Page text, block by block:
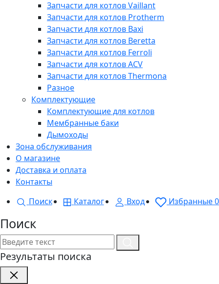
Запчасти для котлов Vaillant
Запчасти для котлов Protherm
Запчасти для котлов Baxi
Запчасти для котлов Beretta
Запчасти для котлов Ferroli
Запчасти для котлов ACV
Запчасти для котлов Thermona
Разное
Комплектующие
Комплектующие для котлов
Мембранные баки
Дымоходы
Зона обслуживания
О магазине
Доставка и оплата
Контакты
Поиск
Каталог Вход Избранные0
Поиск
Результаты поиска